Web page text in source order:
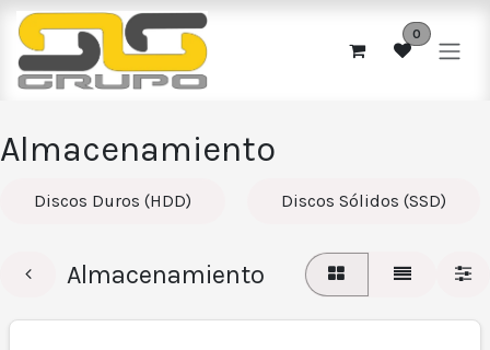
Ir al contenido
0
Almacenamiento
Discos Duros (HDD) Discos Sólidos (SSD)
Almacenamiento